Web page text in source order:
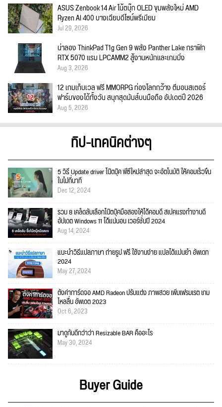
ASUS Zenbook 14 Air โน้ตบุ๊ก OLED ขุมพลังใหม่ AMD
Ryzen AI 400 บางเฉียบดีไซน์พรีเมียม
Jul 29, 2026
น่าลอง ThinkPad T1g Gen 9 พลัง Panther Lake กราฟิก
RTX 5070 แรม LPCAMM2 สู้งานหนักและเกมมิ่ง
Aug 3, 2026
12 เกมเก็บเวล ฟรี MMORPG ท่องโลกกว้าง ตีมอนสเตอร์
ฟาร์มของได้ทั้งวัน สนุกสุดมันส์บนมือถือ อัปเดตปี 2026
Aug 5, 2026
ทิป-เทคนิคต่างๆ
5 วิธี Update driver โน๊ตบุ๊ค พีซีใหม่ล่าสุด จะอัตโนมัติ ให้คอมเร็วขึ้น
ในไม่กี่นาที
Dec 12, 2024
รวม 8 เคล็ดลับเลือกโน๊ตบุ๊คมือสองให้ได้คอมดี สเปคแรงทำงานดี
อัปเดต Windows 11 ได้แน่นอน เวอร์ชั่นปี 2024
Aug 14, 2024
แนะนำวิธีแปลภาษา ถ่ายรูป ฟรี ใช้งานง่าย แปลได้แม่นยำ อัพเดท
2024
May 27, 2024
ตั้งค่าการ์ดจอ AMD Radeon ปรับแต่ง ภาพสวย เพิ่มเฟรมเรต เกม
ไหลลื่น อัพเดต 2023
Oct 6, 2023
มาดูกันดีกว่าว่า Resizable BAR คืออะไร
May 30, 2024
Buyer Guide